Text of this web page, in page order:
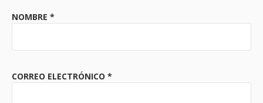
NOMBRE *
CORREO ELECTRÓNICO *